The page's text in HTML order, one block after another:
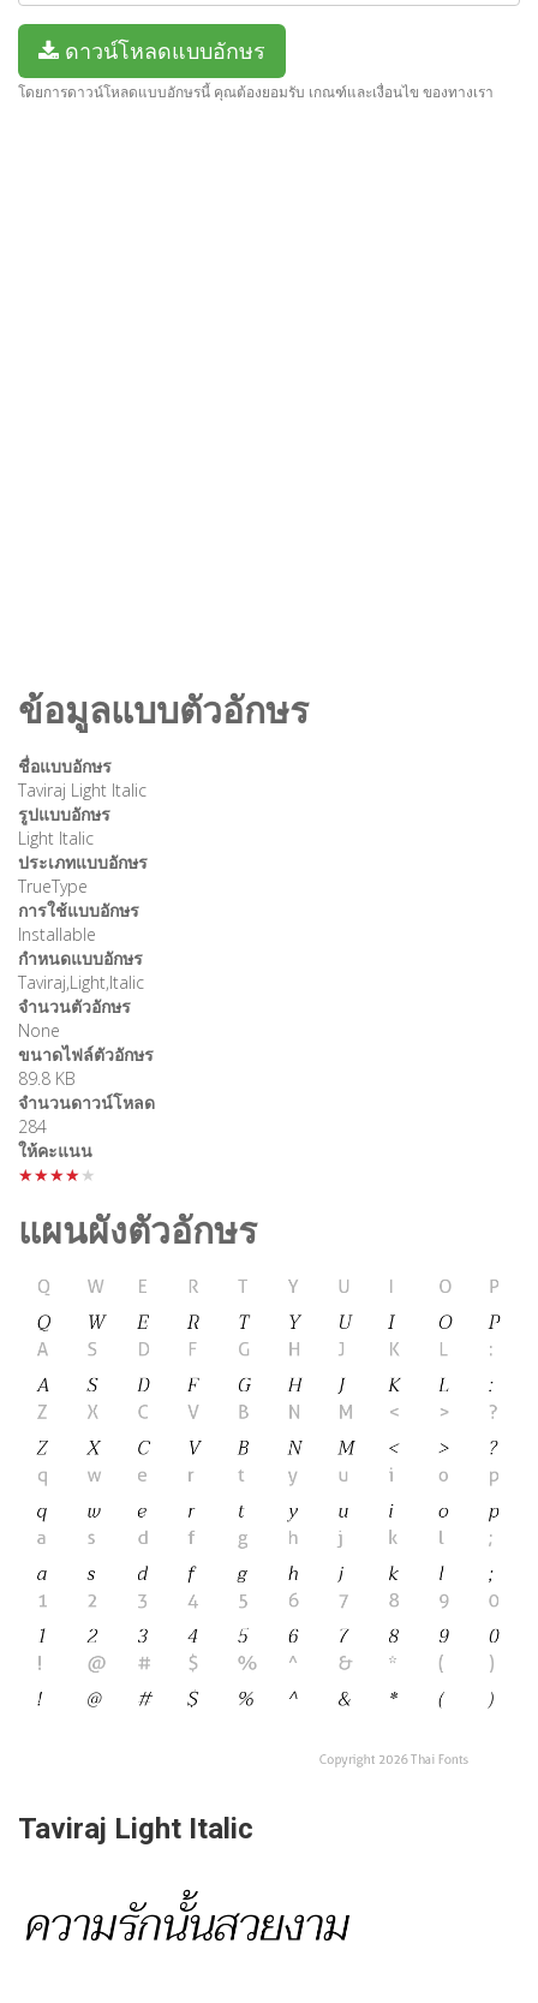
ดาวน์โหลดแบบอักษร
โดยการดาวน์โหลดแบบอักษรนี้ คุณต้องยอมรับ เกณฑ์และเงื่อนไข ของทางเรา
ข้อมูลแบบตัวอักษร
ชื่อแบบอักษร
Taviraj Light Italic
รูปแบบอักษร
Light Italic
ประเภทแบบอักษร
TrueType
การใช้แบบอักษร
Installable
กำหนดแบบอักษร
Taviraj,Light,Italic
จำนวนตัวอักษร
None
ขนาดไฟล์ตัวอักษร
89.8 KB
จำนวนดาวน์โหลด
284
ให้คะแนน
★★★★★
แผนผังตัวอักษร
Taviraj Light Italic